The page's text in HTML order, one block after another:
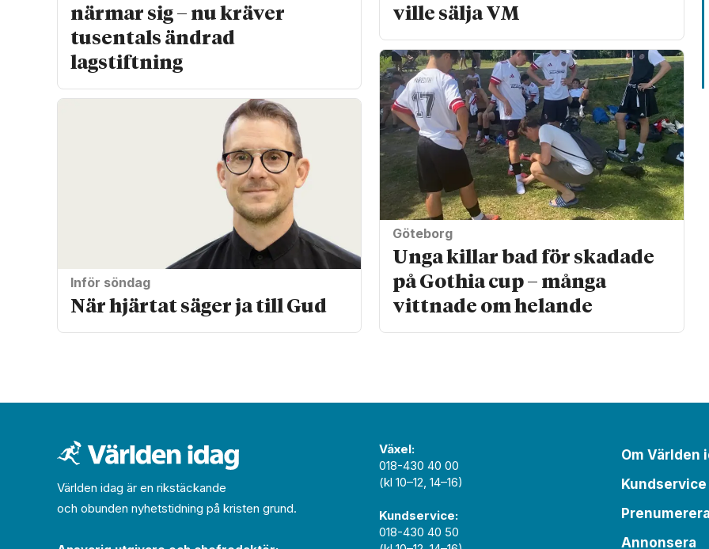
närmar sig – nu kräver
tusentals ändrad
lagstiftning
Inför söndag
När hjärtat säger ja till Gud
ville sälja VM
Göteborg
Unga killar bad för skadade
på Gothia cup – många
vittnade om helande
Världen idag är en rikstäckande
och obunden nyhets­­­tidning på kristen grund.
Växel:
018-430 40 00
(kl 10–12, 14–16)
Kundservice:
018-430 40 50
Om Världen
Kundservice
Annonsera